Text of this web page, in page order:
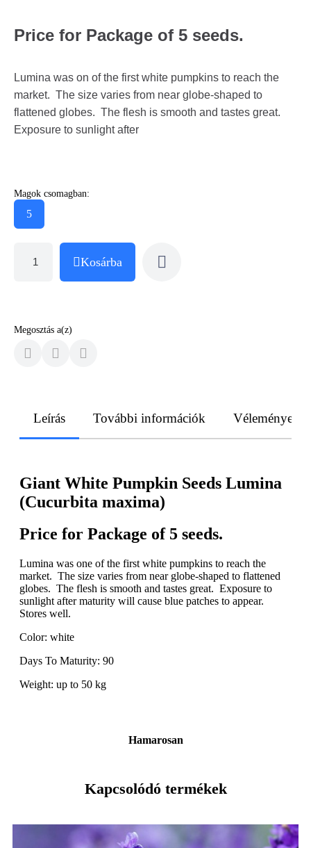
Price for Package of 5 seeds.
Lumina was on of the first white pumpkins to reach the
market. The size varies from near globe-shaped to
flattened globes. The flesh is smooth and tastes great.
Exposure to sunlight after
Magok csomagban:
5
Kosárba
Megosztás a(z)
Leírás További információk Vélemények
Giant White Pumpkin Seeds Lumina
(Cucurbita maxima)
Price for Package of 5 seeds.
Lumina was one of the first white pumpkins to reach the
market. The size varies from near globe-shaped to flattened
globes. The flesh is smooth and tastes great. Exposure to
sunlight after maturity will cause blue patches to appear.
Stores well.
Color: white
Days To Maturity: 90
Weight: up to 50 kg
Hamarosan
Kapcsolódó termékek